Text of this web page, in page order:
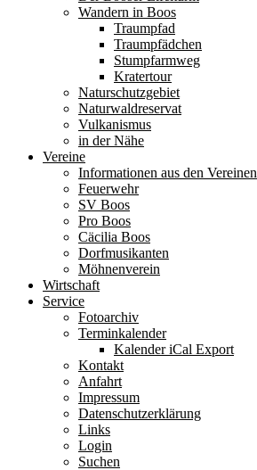
Wandern in Boos
Traumpfad
Traumpfädchen
Stumpfarmweg
Kratertour
Naturschutzgebiet
Naturwaldreservat
Vulkanismus
in der Nähe
Vereine
Informationen aus den Vereinen
Feuerwehr
SV Boos
Pro Boos
Cäcilia Boos
Dorfmusikanten
Möhnenverein
Wirtschaft
Service
Fotoarchiv
Terminkalender
Kalender iCal Export
Kontakt
Anfahrt
Impressum
Datenschutzerklärung
Links
Login
Suchen